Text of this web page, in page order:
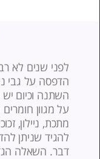
לפני שנים לא רבות,
הדפסה על גבי נייר
השתנה וכיום יש
על מגוון חומרים רחב
מתכת, ניילון, זכוכית,
להגיד שניתן להדפיס
דבר. השאלה הגדולה